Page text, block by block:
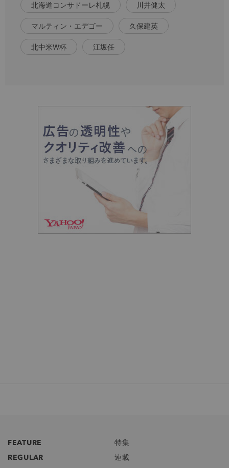
北海道コンサドーレ札幌 川井健太
マルティン・エデゴー 久保建英
北中米W杯 江坂任
FEATURE
特集
REGULAR
連載